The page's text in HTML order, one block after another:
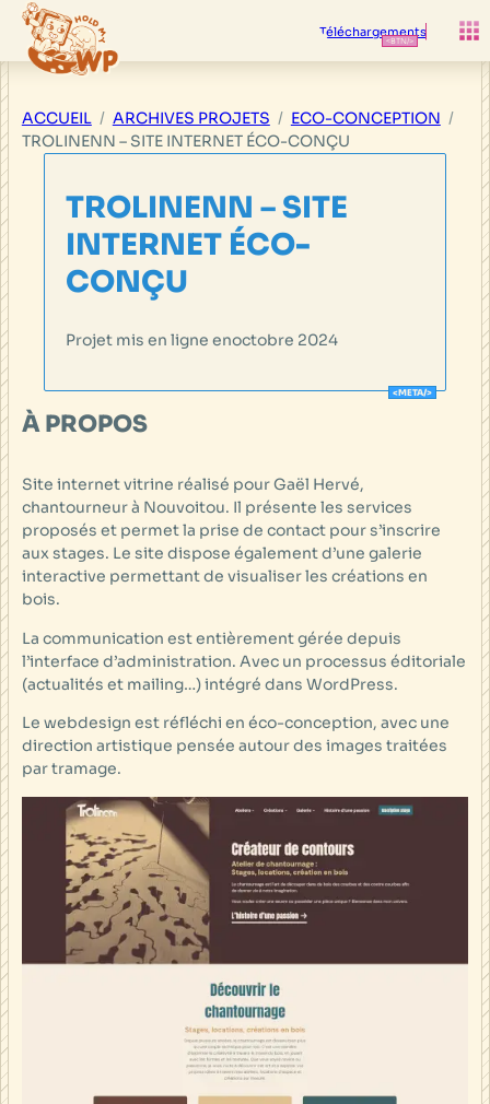
Aller
contenu
Téléchargements
ACCUEIL ARCHIVES PROJETS
ECO-CONCEPTION
TROLINENN – SITE INTERNET ÉCO-CONÇU
TROLINENN – SITE
INTERNET ÉCO-
CONÇU
Projet mis en ligne enoctobre 2024
À PROPOS
Site internet vitrine réalisé pour Gaël Hervé,
chantourneur à Nouvoitou. Il présente les services
proposés et permet la prise de contact pour s’inscrire
aux stages. Le site dispose également d’une galerie
interactive permettant de visualiser les créations en
bois.
La communication est entièrement gérée depuis
l’interface d’administration. Avec un processus éditoriale
(actualités et mailing…) intégré dans WordPress.
Le webdesign est réfléchi en éco-conception, avec une
direction artistique pensée autour des images traitées
par tramage.